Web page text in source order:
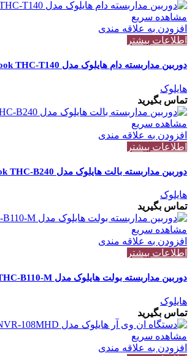
مشاهده سریع
افزودن به علاقه مندی
اطلاعات بیشتر
دوربین مداربسته دام هایلوک مدل HiLook THC-T140
هایلوک
تماس بگیرید
مشاهده سریع
افزودن به علاقه مندی
اطلاعات بیشتر
دوربین مداربسته بالت هایلوک مدل HiLook THC-B240
هایلوک
تماس بگیرید
مشاهده سریع
افزودن به علاقه مندی
اطلاعات بیشتر
دوربین مداربسته بولت هایلوک مدل HiLook THC-B110-M
هایلوک
تماس بگیرید
مشاهده سریع
افزودن به علاقه مندی